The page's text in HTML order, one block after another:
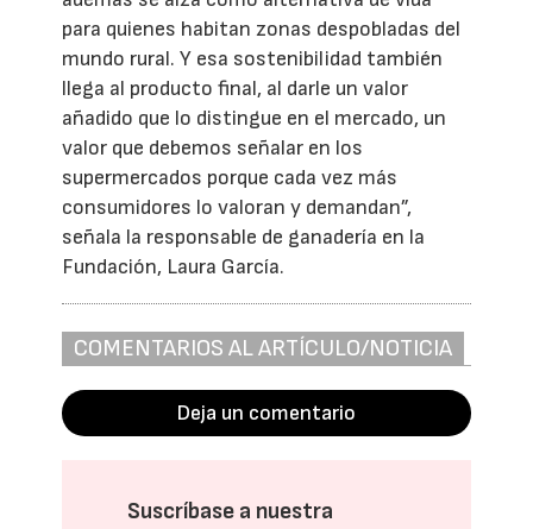
para quienes habitan zonas despobladas del
mundo rural. Y esa sostenibilidad también
llega al producto final, al darle un valor
añadido que lo distingue en el mercado, un
valor que debemos señalar en los
supermercados porque cada vez más
consumidores lo valoran y demandan”,
señala la responsable de ganadería en la
Fundación, Laura García.
COMENTARIOS AL ARTÍCULO/NOTICIA
Deja un comentario
Suscríbase a nuestra